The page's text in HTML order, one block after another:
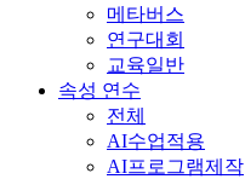
메타버스
연구대회
교육일반
속성 연수
전체
AI수업적용
AI프로그램제작